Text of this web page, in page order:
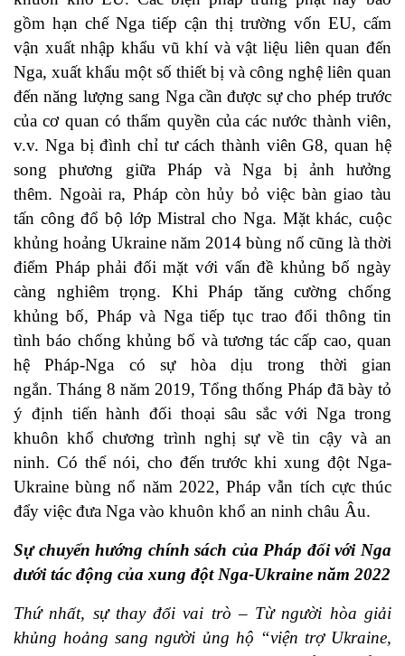
gồm hạn chế Nga tiếp cận thị trường vốn EU, cấm
vận xuất nhập khẩu vũ khí và vật liệu liên quan đến
Nga, xuất khẩu một số thiết bị và công nghệ liên quan
đến năng lượng sang Nga cần được sự cho phép trước
của cơ quan có thẩm quyền của các nước thành viên,
v.v. Nga bị đình chỉ tư cách thành viên G8, quan hệ
song phương giữa Pháp và Nga bị ảnh hưởng
thêm. Ngoài ra, Pháp còn hủy bỏ việc bàn giao tàu
tấn công đổ bộ lớp Mistral cho Nga. Mặt khác, cuộc
khủng hoảng Ukraine năm 2014 bùng nổ cũng là thời
điểm Pháp phải đối mặt với vấn đề khủng bố ngày
càng nghiêm trọng. Khi Pháp tăng cường chống
khủng bố, Pháp và Nga tiếp tục trao đổi thông tin
tình báo chống khủng bố và tương tác cấp cao, quan
hệ Pháp-Nga có sự hòa dịu trong thời gian
ngắn. Tháng 8 năm 2019, Tổng thống Pháp đã bày tỏ
ý định tiến hành đối thoại sâu sắc với Nga trong
khuôn khổ chương trình nghị sự về tin cậy và an
ninh. Có thể nói, cho đến trước khi xung đột Nga-
Ukraine bùng nổ năm 2022, Pháp vẫn tích cực thúc
đẩy việc đưa Nga vào khuôn khổ an ninh châu Âu.
Sự chuyển hướng chính sách của Pháp đối với Nga
dưới tác động của xung đột Nga-Ukraine năm 2022
Thứ nhất, sự thay đổi vai trò – Từ người hòa giải
khủng hoảng sang người ủng hộ “viện trợ Ukraine,